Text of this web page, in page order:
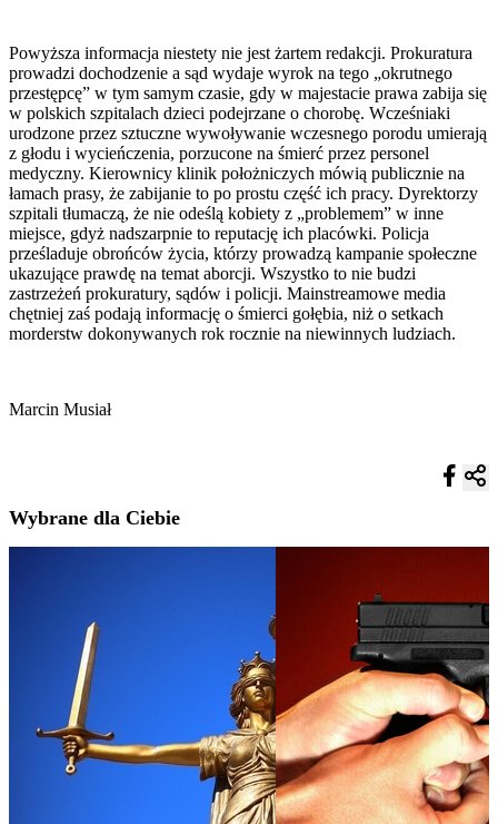
Powyższa informacja niestety nie jest żartem redakcji. Prokuratura
prowadzi dochodzenie a sąd wydaje wyrok na tego „okrutnego
przestępcę” w tym samym czasie, gdy w majestacie prawa zabija się
w polskich szpitalach dzieci podejrzane o chorobę. Wcześniaki
urodzone przez sztuczne wywoływanie wczesnego porodu umierają
z głodu i wycieńczenia, porzucone na śmierć przez personel
medyczny. Kierownicy klinik położniczych mówią publicznie na
łamach prasy, że zabijanie to po prostu część ich pracy. Dyrektorzy
szpitali tłumaczą, że nie odeślą kobiety z „problemem” w inne
miejsce, gdyż nadszarpnie to reputację ich placówki. Policja
prześladuje obrońców życia, którzy prowadzą kampanie społeczne
ukazujące prawdę na temat aborcji. Wszystko to nie budzi
zastrzeżeń prokuratury, sądów i policji. Mainstreamowe media
chętniej zaś podają informację o śmierci gołębia, niż o setkach
morderstw dokonywanych rok rocznie na niewinnych ludziach.
Marcin Musiał
Wybrane dla Ciebie